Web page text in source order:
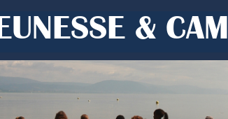
&